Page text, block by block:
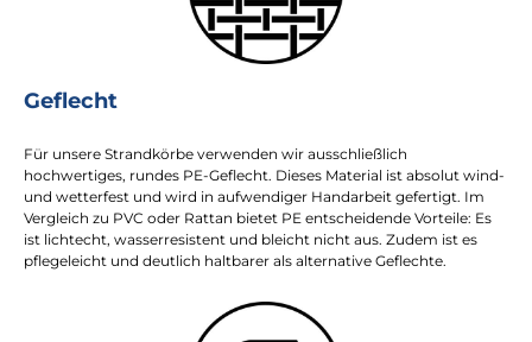
Geflecht
Für unsere Strandkörbe verwenden wir ausschließlich
hochwertiges, rundes PE-Geflecht. Dieses Material ist absolut wind-
und wetterfest und wird in aufwendiger Handarbeit gefertigt. Im
Vergleich zu PVC oder Rattan bietet PE entscheidende Vorteile: Es
ist lichtecht, wasserresistent und bleicht nicht aus. Zudem ist es
pflegeleicht und deutlich haltbarer als alternative Geflechte.